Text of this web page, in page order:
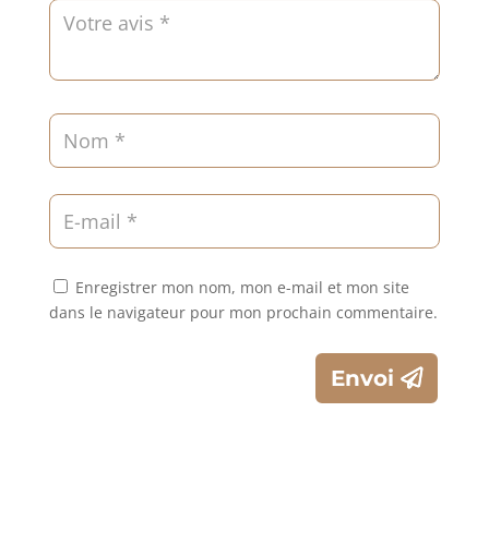
Enregistrer mon nom, mon e-mail et mon site
dans le navigateur pour mon prochain commentaire.
Envoi